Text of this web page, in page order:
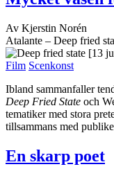
Av Kjerstin Norén
Atalante – Deep fried
[13
Film Scenkonst
Ibland sammanfaller
Deep Fried State och
tematiker med stora
tillsammans med
En skarp poet